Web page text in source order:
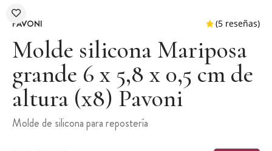
PAVONI
Molde silicona Mariposa
grande 6 x 5,8 x 0,5 cm de
altura (x8) Pavoni
Molde de silicona para repostería